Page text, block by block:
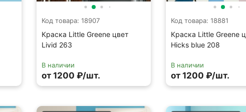
Код товара: 18907
Краска Little Greene цвет
Livid 263
В наличии
от 1200 ₽/шт.
Код товара: 18881
Краска Little Greene
Hicks blue 208
В наличии
от 1200 ₽/шт.